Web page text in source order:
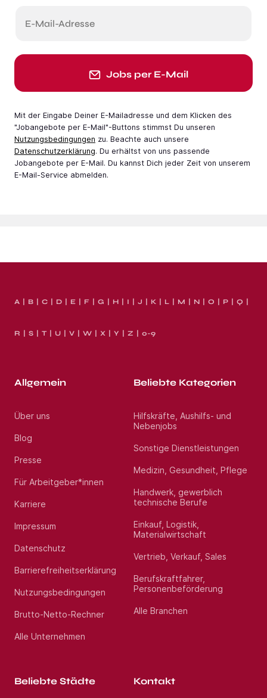
E-Mail-Adresse
Jobs per E-Mail
Mit der Eingabe Deiner E-Mail­adresse und dem Klicken des
"Jobangebote per E-Mail"-Buttons stimmst Du unseren
Nutzungsbedingungen zu. Beachte auch unsere
Datenschutzerklärung. Du erhältst von uns passende
Jobangebote per E-Mail. Du kannst Dich jeder Zeit von unserem
E-Mail-Service abmelden.
A B C D E F G H I J K L M N O P Q
R S T U V W X Y Z 0-9
Allgemein
Über uns
Blog
Presse
Für Arbeitgeber*innen
Karriere
Impressum
Datenschutz
Barrierefreiheitserklärung
Nutzungsbedingungen
Brutto-Netto-Rechner
Alle Unternehmen
Beliebte Kategorien
Hilfskräfte, Aushilfs- und
Nebenjobs
Sonstige Dienstleistungen
Medizin, Gesundheit, Pflege
Handwerk, gewerblich
technische Berufe
Einkauf, Logistik,
Materialwirtschaft
Vertrieb, Verkauf, Sales
Berufskraftfahrer,
Personenbeförderung
Alle Branchen
Beliebte Städte Kontakt